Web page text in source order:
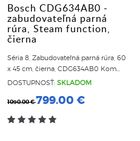
Bosch CDG634AB0 -
zabudovateľná parná
rúra, Steam function,
čierna
Séria 8, Zabudovateľná parná rúra, 60
x 45 cm, čierna, CDG634AB0 Kom...
DOSTUPNOSŤ: SKLADOM
1090.00 €799.00 €